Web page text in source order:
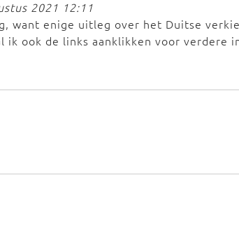
2021 12:11
want enige uitleg over het Duitse
ik ook de links aanklikken voor verdere